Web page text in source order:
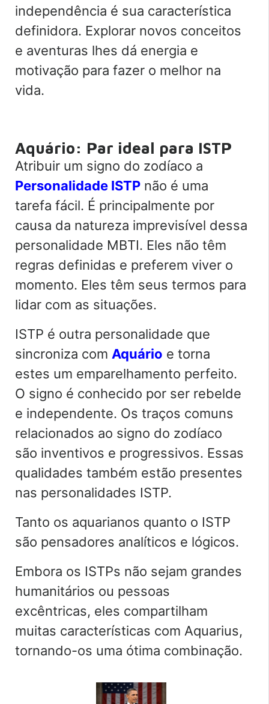
independência é sua característica
definidora. Explorar novos conceitos
e aventuras lhes dá energia e
motivação para fazer o melhor na
vida.
Aquário: Par ideal para ISTP
Atribuir um signo do zodíaco a
Personalidade ISTP não é uma
tarefa fácil. É principalmente por
causa da natureza imprevisível dessa
personalidade MBTI. Eles não têm
regras definidas e preferem viver o
momento. Eles têm seus termos para
lidar com as situações.
ISTP é outra personalidade que
sincroniza com Aquário e torna
estes um emparelhamento perfeito.
O signo é conhecido por ser rebelde
e independente. Os traços comuns
relacionados ao signo do zodíaco
são inventivos e progressivos. Essas
qualidades também estão presentes
nas personalidades ISTP.
Tanto os aquarianos quanto o ISTP
são pensadores analíticos e lógicos.
Embora os ISTPs não sejam grandes
humanitários ou pessoas
excêntricas, eles compartilham
muitas características com Aquarius,
tornando-os uma ótima combinação.